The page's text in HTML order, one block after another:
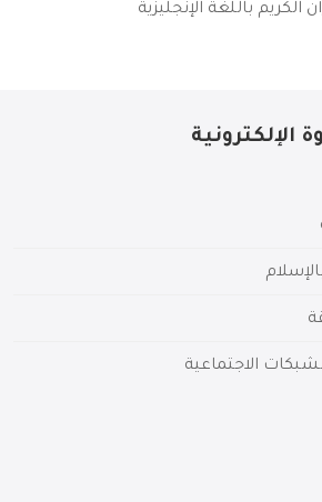
الكريم باللغة الإنجليزية
الإلكترونية
الاجتماعية